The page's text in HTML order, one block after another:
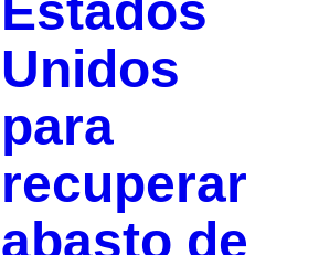
Unidos
para
recuperar
abasto de